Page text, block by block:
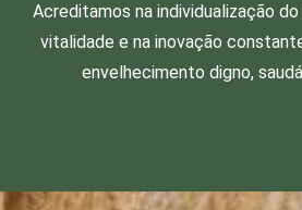
Acreditamos na individualização
vitalidade e na inovação
envelhecimento digno,